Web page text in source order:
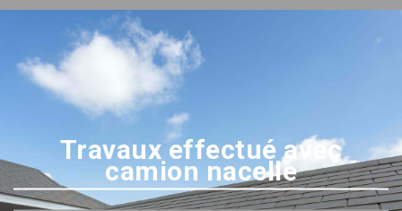
Travaux effectué avec
camion nacelle